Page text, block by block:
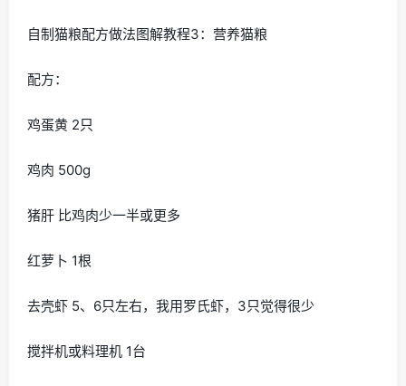
自制猫粮配方做法图解教程3：营养猫粮
配方：
鸡蛋黄 2只
鸡肉 500g
猪肝 比鸡肉少一半或更多
红萝卜 1根
去壳虾 5、6只左右，我用罗氏虾，3只觉得很少
搅拌机或料理机 1台